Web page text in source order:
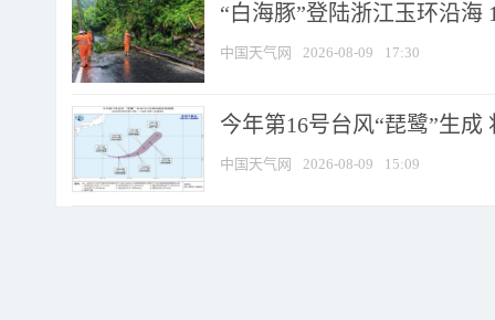
“白海豚”登陆浙江玉环沿海
中国天气网 2026-08-09 17:30
今年第16号台风“琵鹭”生
中国天气网 2026-08-09 15:09